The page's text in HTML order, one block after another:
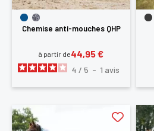
Chemise anti-mouches QHP
à partir de44,95 €
4 / 5 - 1 avis